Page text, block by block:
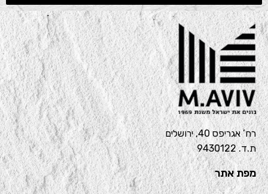
רח’ אגריפס 40, ירושלים
ת.ד. 9430122
מפת אתר